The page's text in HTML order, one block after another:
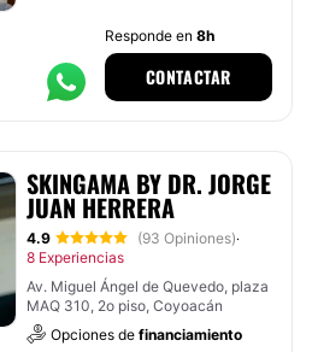
Responde en 8h
CONTACTAR
SKINGAMA BY DR. JORGE
JUAN HERRERA
4.9 (93 Opiniones)·
8 Experiencias
Av. Miguel Ángel de Quevedo, plaza
MAQ 310, 2o piso, Coyoacán
Opciones de financiamiento